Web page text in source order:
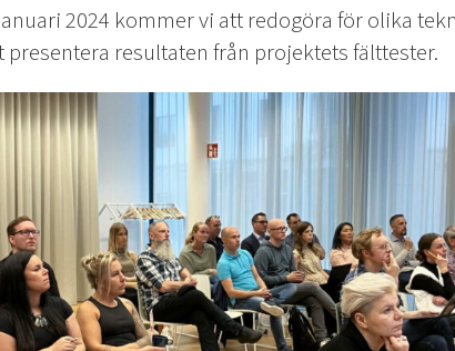
2024 kommer vi att redogöra för olika
resultaten från projektets fälttester.